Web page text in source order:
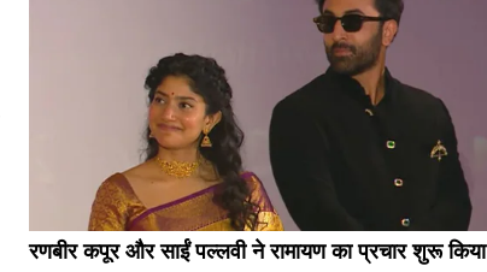
रणबीर कपूर और साईं पल्लवी ने रामायण का प्रचार शुरू किया